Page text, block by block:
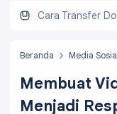
Beranda Media
Membuat
Menjadi